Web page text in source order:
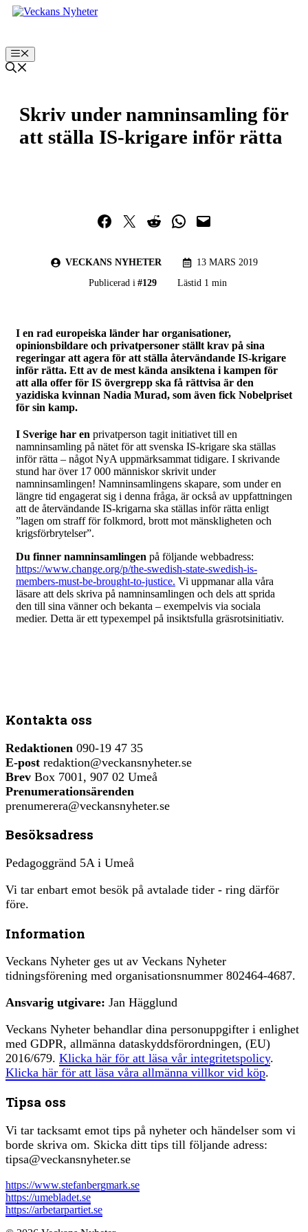
Hoppa
Meny
Skriv under namninsamling för
att ställa IS-krigare inför rätta
Dela på Facebook
Dela på TwitterDela på RedditDela i WhatsApp
Maila en länk
VECKANS NYHETER
13 MARS 2019
Publicerad i #129 Lästid 1 min
I en rad europeiska länder har organisationer,
opinionsbildare och privatpersoner ställt krav på sina
regeringar att agera för att ställa återvändande IS-krigare
inför rätta. Ett av de mest kända ansiktena i kampen för
att alla offer för IS övergrepp ska få rättvisa är den
yazidiska kvinnan Nadia Murad, som även fick Nobelpriset
för sin kamp.
I Sverige har en privatperson tagit initiativet till en
namninsamling på nätet för att svenska IS-krigare ska ställas
inför rätta – något NyA uppmärksammat tidigare. I skrivande
stund har över 17 000 människor skrivit under
namninsamlingen! Namninsamlingens skapare, som under en
längre tid engagerat sig i denna fråga, är också av uppfattningen
att de återvändande IS-krigarna ska ställas inför rätta enligt
”lagen om straff för folkmord, brott mot mänskligheten och
krigsförbrytelser”.
Du finner namninsamlingen på följande webbadress:
https://www.change.org/p/the-swedish-state-swedish-is-
members-must-be-brought-to-justice. Vi uppmanar alla våra
läsare att dels skriva på namninsamlingen och dels att sprida
den till sina vänner och bekanta – exempelvis via sociala
medier. Detta är ett typexempel på insiktsfulla gräsrotsinitiativ.
Kontakta oss
Redaktionen 090-19 47 35
E-post redaktion@veckansnyheter.se
Brev Box 7001, 907 02 Umeå
Prenumerationsärenden
prenumerera@veckansnyheter.se
Besöksadress
Pedagoggränd 5A i Umeå
Vi tar enbart emot besök på avtalade tider - ring därför
före.
Information
Veckans Nyheter ges ut av Veckans Nyheter
tidningsförening med organisationsnummer 802464-4687.
Ansvarig utgivare: Jan Hägglund
Veckans Nyheter behandlar dina personuppgifter i enlighet
med GDPR, allmänna dataskyddsförordningen, (EU)
2016/679. Klicka här för att läsa vår integritetspolicy.
Klicka här för att läsa våra allmänna villkor vid köp.
Tipsa oss
Vi tar tacksamt emot tips på nyheter och händelser som vi
borde skriva om. Skicka ditt tips till följande adress:
tipsa@veckansnyheter.se
https://www.stefanbergmark.se
https://umebladet.se
https://arbetarpartiet.se